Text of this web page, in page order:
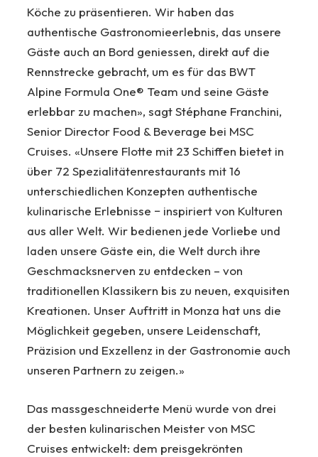
Köche zu präsentieren. Wir haben das
authentische Gastronomieerlebnis, das unsere
Gäste auch an Bord geniessen, direkt auf die
Rennstrecke gebracht, um es für das BWT
Alpine Formula One® Team und seine Gäste
erlebbar zu machen», sagt Stéphane Franchini,
Senior Director Food & Beverage bei MSC
Cruises. «Unsere Flotte mit 23 Schiffen bietet in
über 72 Spezialitätenrestaurants mit 16
unterschiedlichen Konzepten authentische
kulinarische Erlebnisse − inspiriert von Kulturen
aus aller Welt. Wir bedienen jede Vorliebe und
laden unsere Gäste ein, die Welt durch ihre
Geschmacksnerven zu entdecken – von
traditionellen Klassikern bis zu neuen, exquisiten
Kreationen. Unser Auftritt in Monza hat uns die
Möglichkeit gegeben, unsere Leidenschaft,
Präzision und Exzellenz in der Gastronomie auch
unseren Partnern zu zeigen.»
Das massgeschneiderte Menü wurde von drei
der besten kulinarischen Meister von MSC
Cruises entwickelt: dem preisgekrönten